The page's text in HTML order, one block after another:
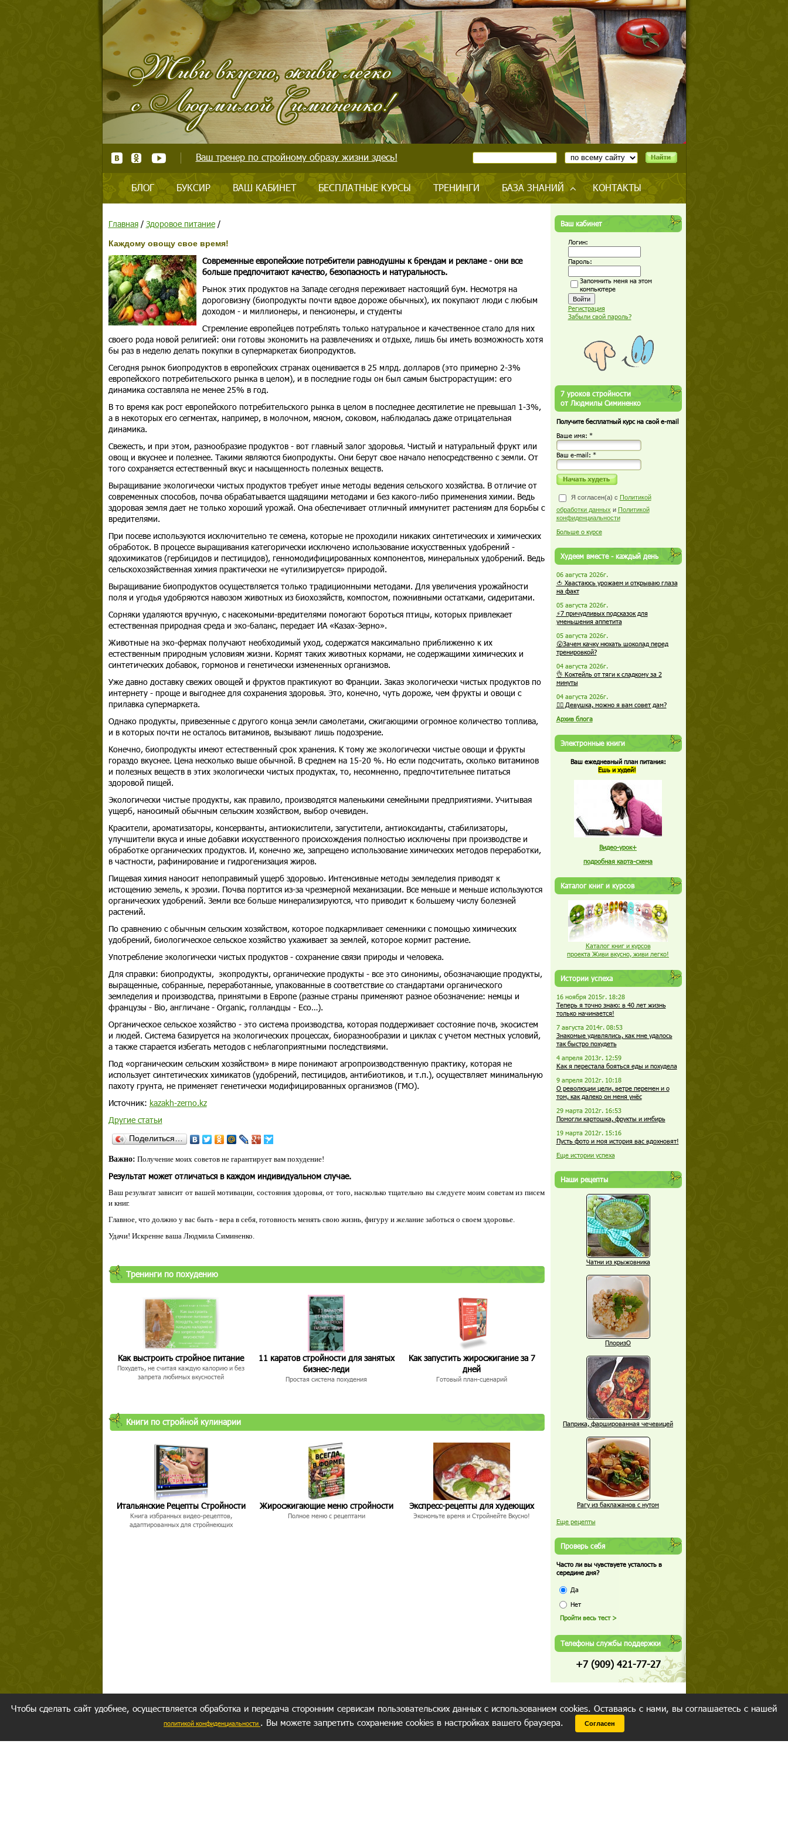
Ваш тренер по стройному образу жизни здесь!
БЛОГ БУКСИР ВАШ КАБИНЕТ БЕСПЛАТНЫЕ КУРСЫ ТРЕНИНГИ БАЗА ЗНАНИЙ КОНТАКТЫ
Главная/ Здоровое питание/
Каждому овощу свое время!
Современные европейские потребители равнодушны к брендам и рекламе - они все
больше предпочитают качество, безопасность и натуральность.
Рынок этих продуктов на Западе сегодня переживает настоящий бум. Несмотря на
дороговизну (биопродукты почти вдвое дороже обычных), их покупают люди с любым
доходом - и миллионеры, и пенсионеры, и студенты
Стремление европейцев потреблять только натуральное и качественное стало для них
своего рода новой религией: они готовы экономить на развлечениях и отдыхе, лишь бы иметь возможность хотя
бы раз в неделю делать покупки в супермаркетах биопродуктов.
Сегодня рынок биопродуктов в европейских странах оценивается в 25 млрд. долларов (это примерно 2-3%
европейского потребительского рынка в целом), и в последние годы он был самым быстрорастущим: его
динамика составляла не менее 25% в год.
В то время как рост европейского потребительского рынка в целом в последнее десятилетие не превышал 1-3%,
а в некоторых его сегментах, например, в молочном, мясном, соковом, наблюдалась даже отрицательная
динамика.
Свежесть, и при этом, разнообразие продуктов - вот главный залог здоровья. Чистый и натуральный фрукт или
овощ и вкуснее и полезнее. Такими являются биопродукты. Они берут свое начало непосредственно с земли. От
того сохраняется естественный вкус и насыщенность полезных веществ.
Выращивание экологически чистых продуктов требует иные методы ведения сельского хозяйства. В отличие от
современных способов, почва обрабатывается щадящими методами и без какого-либо применения химии. Ведь
здоровая земля дает не только хороший урожай. Она обеспечивает отличный иммунитет растениям для борьбы с
вредителями.
При посеве используются исключительно те семена, которые не проходили никаких синтетических и химических
обработок. В процессе выращивания категорически исключено использование искусственных удобрений -
ядохимикатов (гербицидов и пестицидов), генномодифицированных компонентов, минеральных удобрений. Ведь
сельскохозяйственная химия практически не «утилизируется» природой.
Выращивание биопродуктов осуществляется только традиционными методами. Для увеличения урожайности
поля и угодья удобряются навозом животных из биохозяйств, компостом, пожнивными остатками, сидеритами.
Сорняки удаляются вручную, с насекомыми-вредителями помогают бороться птицы, которых привлекает
естественная природная среда и эко-баланс, передает ИА «Казах-Зерно».
Животные на эко-фермах получают необходимый уход, содержатся максимально приближенно к их
естественным природным условиям жизни. Кормят таких животных кормами, не содержащими химических и
синтетических добавок, гормонов и генетически измененных организмов.
Уже давно доставку свежих овощей и фруктов практикуют во Франции. Заказ экологически чистых продуктов по
интернету - проще и выгоднее для сохранения здоровья. Это, конечно, чуть дороже, чем фрукты и овощи с
прилавка супермаркета.
Однако продукты, привезенные с другого конца земли самолетами, сжигающими огромное количество топлива,
и в которых почти не осталось витаминов, вызывают лишь подозрение.
Конечно, биопродукты имеют естественный срок хранения. К тому же экологически чистые овощи и фрукты
гораздо вкуснее. Цена несколько выше обычной. В среднем на 15-20 %. Но если подсчитать, сколько витаминов
и полезных веществ в этих экологически чистых продуктах, то, несомненно, предпочтительнее питаться
здоровой пищей.
Экологически чистые продукты, как правило, производятся маленькими семейными предприятиями. Учитывая
ущерб, наносимый обычным сельским хозяйством, выбор очевиден.
Красители, ароматизаторы, консерванты, антиокислители, загустители, антиоксиданты, стабилизаторы,
улучшители вкуса и иные добавки искусственного происхождения полностью исключены при производстве и
обработке органических продуктов. И, конечно же, запрещено использование химических методов переработки,
в частности, рафинирование и гидрогенизация жиров.
Пищевая химия наносит непоправимый ущерб здоровью. Интенсивные методы земледелия приводят к
истощению земель, к эрозии. Почва портится из-за чрезмерной механизации. Все меньше и меньше используются
органических удобрений. Земли все больше минерализируются, что приводит к большему числу болезней
растений.
По сравнению с обычным сельским хозяйством, которое подкармливает семенники с помощью химических
удобрений, биологическое сельское хозяйство ухаживает за землей, которое кормит растение.
Употребление экологически чистых продуктов - сохранение связи природы и человека.
Для справки: биопродукты, экопродукты, органические продукты - все это синонимы, обозначающие продукты,
выращенные, собранные, переработанные, упакованные в соответствие со стандартами органического
земледелия и производства, принятыми в Европе (разные страны применяют разное обозначение: немцы и
французы - Bio, англичане - Organic, голландцы - Eco…).
Органическое сельское хозяйство - это система производства, которая поддерживает состояние почв, экосистем
и людей. Система базируется на экологических процессах, биоразнообразии и циклах с учетом местных условий,
а также старается избегать методов с неблагоприятными последствиями.
Под «органическим сельским хозяйством» в мире понимают агропроизводственную практику, которая не
использует синтетических химикатов (удобрений, пестицидов, антибиотиков, и т.п.), осуществляет минимальную
пахоту грунта, не применяет генетически модифицированных организмов (ГМО).
Источник: kazakh-zerno.kz
Другие статьи
Поделиться…
Важно: Получение моих советов не гарантирует вам похудение!
Результат может отличаться в каждом индивидуальном случае.
Ваш результат зависит от вашей мотивации, состояния здоровья, от того, насколько тщательно вы следуете моим советам из писем
и книг.
Главное, что должно у вас быть - вера в себя, готовность менять свою жизнь, фигуру и желание заботься о своем здоровье.
Удачи! Искренне ваша Людмила Симиненко.
Тренинги по похудению
Как выстроить стройное питание
Похудеть, не считая каждую калорию и без
запрета любимых вкусностей
11 каратов стройности для занятых
бизнес-леди
Простая система похудения
Как запустить жиросжигание за 7
дней
Готовый план-сценарий
Книги по стройной кулинарии
Итальянские Рецепты Стройности
Книга избранных видео-рецептов,
адаптированных для стройнеющих
Жиросжигающие меню стройности
Полное меню с рецептами
Экспресс-рецепты для худеющих
Экономьте время и Стройнейте Вкусно!
Ваш кабинет
Логин:
Пароль:
Запомнить меня на этом
компьютере
Регистрация
Забыли свой пароль?
7 уроков стройности
от Людмилы Симиненко
Получите бесплатный курс на свой e-mail
Ваше имя: *
Ваш е-mail: *
Я согласен(а) с Политикой
обработки данных и Политикой
конфиденциальности
Больше о курсе
Худеем вместе - каждый день
06 августа 2026г.
🍅 Хвастаюсь урожаем и открываю глаза
на факт
05 августа 2026г.
⚡7 причудливых подсказок для
уменьшения аппетита
05 августа 2026г.
😮Зачем качку нюхать шоколад перед
тренировкой?
04 августа 2026г.
👌 Коктейль от тяги к сладкому за 2
минуты
04 августа 2026г.
🏋️‍♀️ Девушка, можно я вам совет дам?
Архив блога
Электронные книги
Ваш ежедневный план питания:
Ешь и худей!
Видео-урок+
подробная карта-схема
Каталог книг и курсов
Каталог книг и курсов
проекта Живи вкусно, живи легко!
Истории успеха
16 ноября 2015г. 18:28
Теперь я точно знаю: в 40 лет жизнь
только начинается!
7 августа 2014г. 08:53
Знакомые удивлялись, как мне удалось
так быстро похудеть
4 апреля 2013г. 12:59
Как я перестала бояться еды и похудела
9 апреля 2012г. 10:18
О революции цели, ветре перемен и о
том, как далеко он меня унёс
29 марта 2012г. 16:53
Помогли картошка, фрукты и имбирь
19 марта 2012г. 15:16
Пусть фото и моя история вас вдохновят!
Еще истории успеха
Наши рецепты
Чатни из крыжовника
ПлоризО
Паприка, фаршированная чечевицей
Рагу из баклажанов с нутом
Еще рецепты
Проверь себя
Часто ли вы чувствуете усталость в
середине дня?
Да
Нет
Телефоны службы поддержки
+7 (909) 421-77-27
Чтобы сделать сайт удобнее, осуществляется обработка и передача сторонним сервисам пользовательских данных с использованием cookies. Оставаясь с нами, вы соглашаетесь с нашей
политикой конфиденциальности . Вы можете запретить сохранение cookies в настройках вашего браузера. Согласен